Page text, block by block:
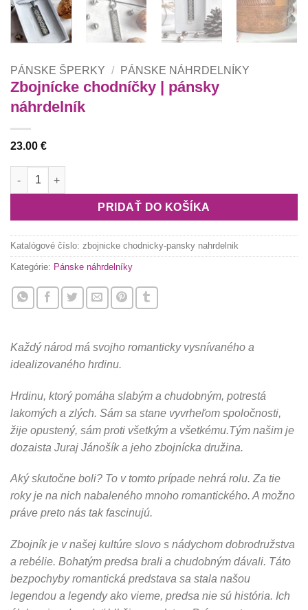
PÁNSKE ŠPERKY / PÁNSKE NÁHRDELNÍKY
Zbojnícke chodníčky | pánsky
náhrdelník
23.00 €
množstvo Zbojnícke chodníčky | pánsky náhrdelník
PRIDAŤ DO KOŠÍKA
Katalógové číslo: zbojnicke chodnicky-pansky nahrdelnik
Kategórie: Pánske náhrdelníky
Každý národ má svojho romanticky vysnívaného a
idealizovaného hrdinu.
Hrdinu, ktorý pomáha slabým a chudobným, potrestá
lakomých a zlých. Sám sa stane vyvrheľom spoločnosti,
žije opustený, sám proti všetkým a všetkému.Tým našim je
dozaista Juraj Jánošík a jeho zbojnícka družina.
Aký skutočne boli? To v tomto prípade nehrá rolu. Za tie
roky je na nich nabaleného mnoho romantického. A možno
práve preto nás tak fascinujú.
Zbojník je v našej kultúre slovo s nádychom dobrodružstva
a rebélie. Bohatým predsa brali a chudobným dávali. Táto
bezpochyby romantická predstava sa stala našou
legendou a legendy ako vieme, predsa nie sú história. Ich